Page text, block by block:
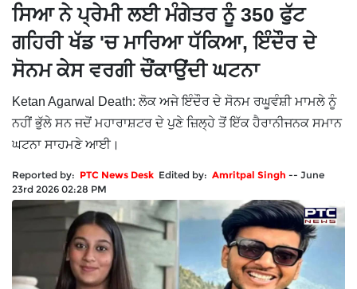
ਸਿਆ ਨੇ ਪ੍ਰੇਮੀ ਲਈ ਮੰਗੇਤਰ ਨੂੰ 350 ਫੁੱਟ
ਗਹਿਰੀ ਖੱਡ 'ਚ ਮਾਰਿਆ ਧੱਕਿਆ, ਇੰਦੌਰ ਦੇ
ਸੋਨਮ ਕੇਸ ਵਰਗੀ ਚੌਂਕਾਉਂਦੀ ਘਟਨਾ
Ketan Agarwal Death: ਲੋਕ ਅਜੇ ਇੰਦੌਰ ਦੇ ਸੋਨਮ ਰਘੂਵੰਸ਼ੀ ਮਾਮਲੇ ਨੂੰ
ਨਹੀਂ ਭੁੱਲੇ ਸਨ ਜਦੋਂ ਮਹਾਰਾਸ਼ਟਰ ਦੇ ਪੁਣੇ ਜ਼ਿਲ੍ਹੇ ਤੋਂ ਇੱਕ ਹੈਰਾਨੀਜਨਕ ਸਮਾਨ
ਘਟਨਾ ਸਾਹਮਣੇ ਆਈ।
Reported by: PTC News Desk Edited by: Amritpal Singh -- June
23rd 2026 02:28 PM